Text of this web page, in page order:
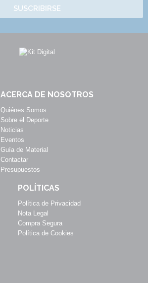
SUSCRIBIRSE
ACERCA DE NOSOTROS
Quiénes Somos
Sobre el Deporte
Noticias
Eventos
Guía de Material
Contactar
Presupuestos
POLÍTICAS
Política de Privacidad
Nota Legal
Compra Segura
Política de Cookies